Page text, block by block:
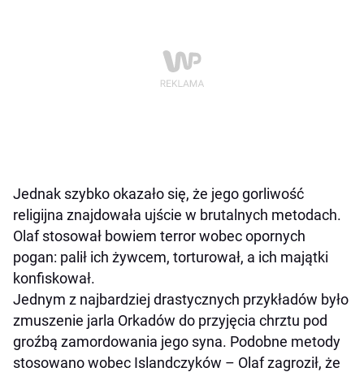
Jednak szybko okazało się, że jego gorliwość
religijna znajdowała ujście w brutalnych metodach.
Olaf stosował bowiem terror wobec opornych
pogan: palił ich żywcem, torturował, a ich majątki
konfiskował.
Jednym z najbardziej drastycznych przykładów było
zmuszenie jarla Orkadów do przyjęcia chrztu pod
groźbą zamordowania jego syna. Podobne metody
stosowano wobec Islandczyków – Olaf zagroził, że